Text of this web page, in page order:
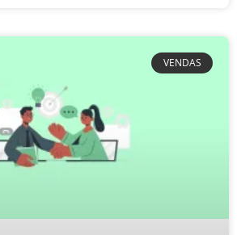
VENDAS